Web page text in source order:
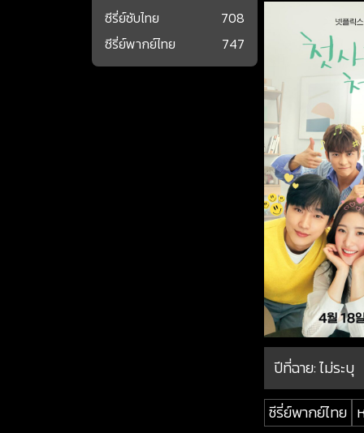
ปีที่ฉาย:ไม่ระบุ
ซีรี่ย์พากย์ไทย
ซีรี่ย์ซับไทย
708
ซีรี่ย์พากย์ไทย
747